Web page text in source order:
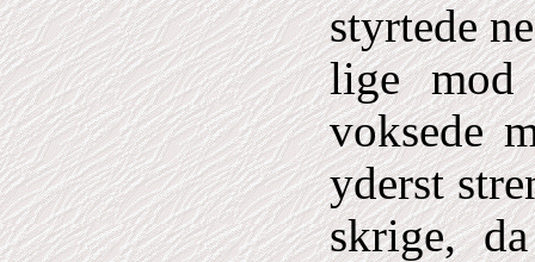
styrtede
lige mod
voksede
yderst
skrige,